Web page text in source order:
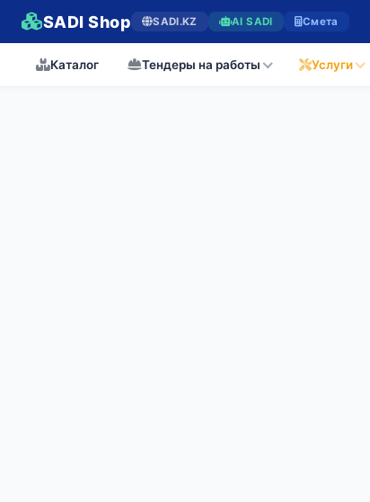
SADI Shop SADI.KZ AI SADI Смета
Каталог Тендеры на работы Услуги